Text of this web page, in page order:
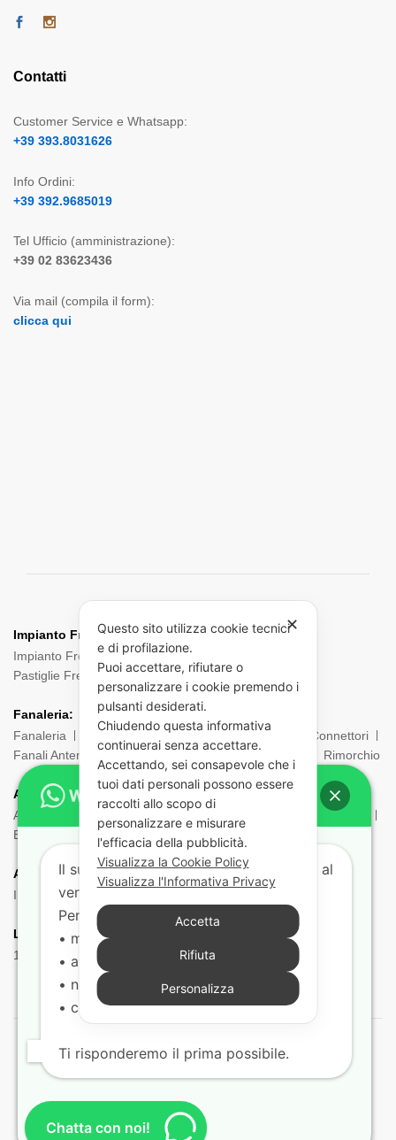
Contatti
Customer Service e Whatsapp:
+39 393.8031626
Info Ordini:
+39 392.9685019
Tel Ufficio (amministrazione):
+39 02 83623436
Via mail (compila il form):
clicca qui
Impianto Frenante:
Impianto Frenante Camion
Dischi Freno Camion
Pastiglie Freni
Pinze Freni Sensori
Fanaleria:
Fanaleria
Fendinebbia Posteriore Laterale
Connettori
Fanali Anteriori
Indicatori di direzione Ingombro Rimorchio
ADR:
Adr Equipaggiamento
Borsa ADR
Estintori e Porta estintori
Etichette e Pannelli
Filtri Maschere Maschere e Filtri ADR
Aria:
Impianto Aria
Lampadine:
12V
© 2021 Barny Ricambi Camion. Tutti i diritti riservati
✕
Questo sito utilizza cookie tecnici
e di profilazione.
Puoi accettare, rifiutare o
personalizzare i cookie premendo i
pulsanti desiderati.
Chiudendo questa informativa
continuerai senza accettare.
Accettando, sei consapevole che i
tuoi dati personali possono essere
raccolti allo scopo di
personalizzare e misurare
l'efficacia della pubblicità.
Visualizza la Cookie Policy
Visualizza l'Informativa Privacy
Accetta
Rifiuta
Personalizza
Il supporto tecnico risponde dal lunedì al
venerdì dalle 9:00 alle 18:00.
Per aiutarti più velocemente indicaci:
• marca e modello del veicolo
• anno
• nr. di telaio
• codice del ricambio (se disponibile)
Ti risponderemo il prima possibile.
Chatta con noi!